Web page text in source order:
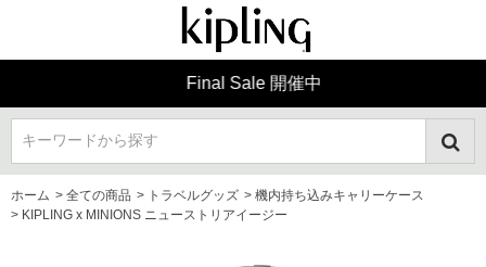
Final Sale 開催中
キーワードから探す
ホーム > 全ての商品 > トラベルグッズ > 機内持ち込みキャリーケース
> KIPLING x MINIONS ニューストリアイージー